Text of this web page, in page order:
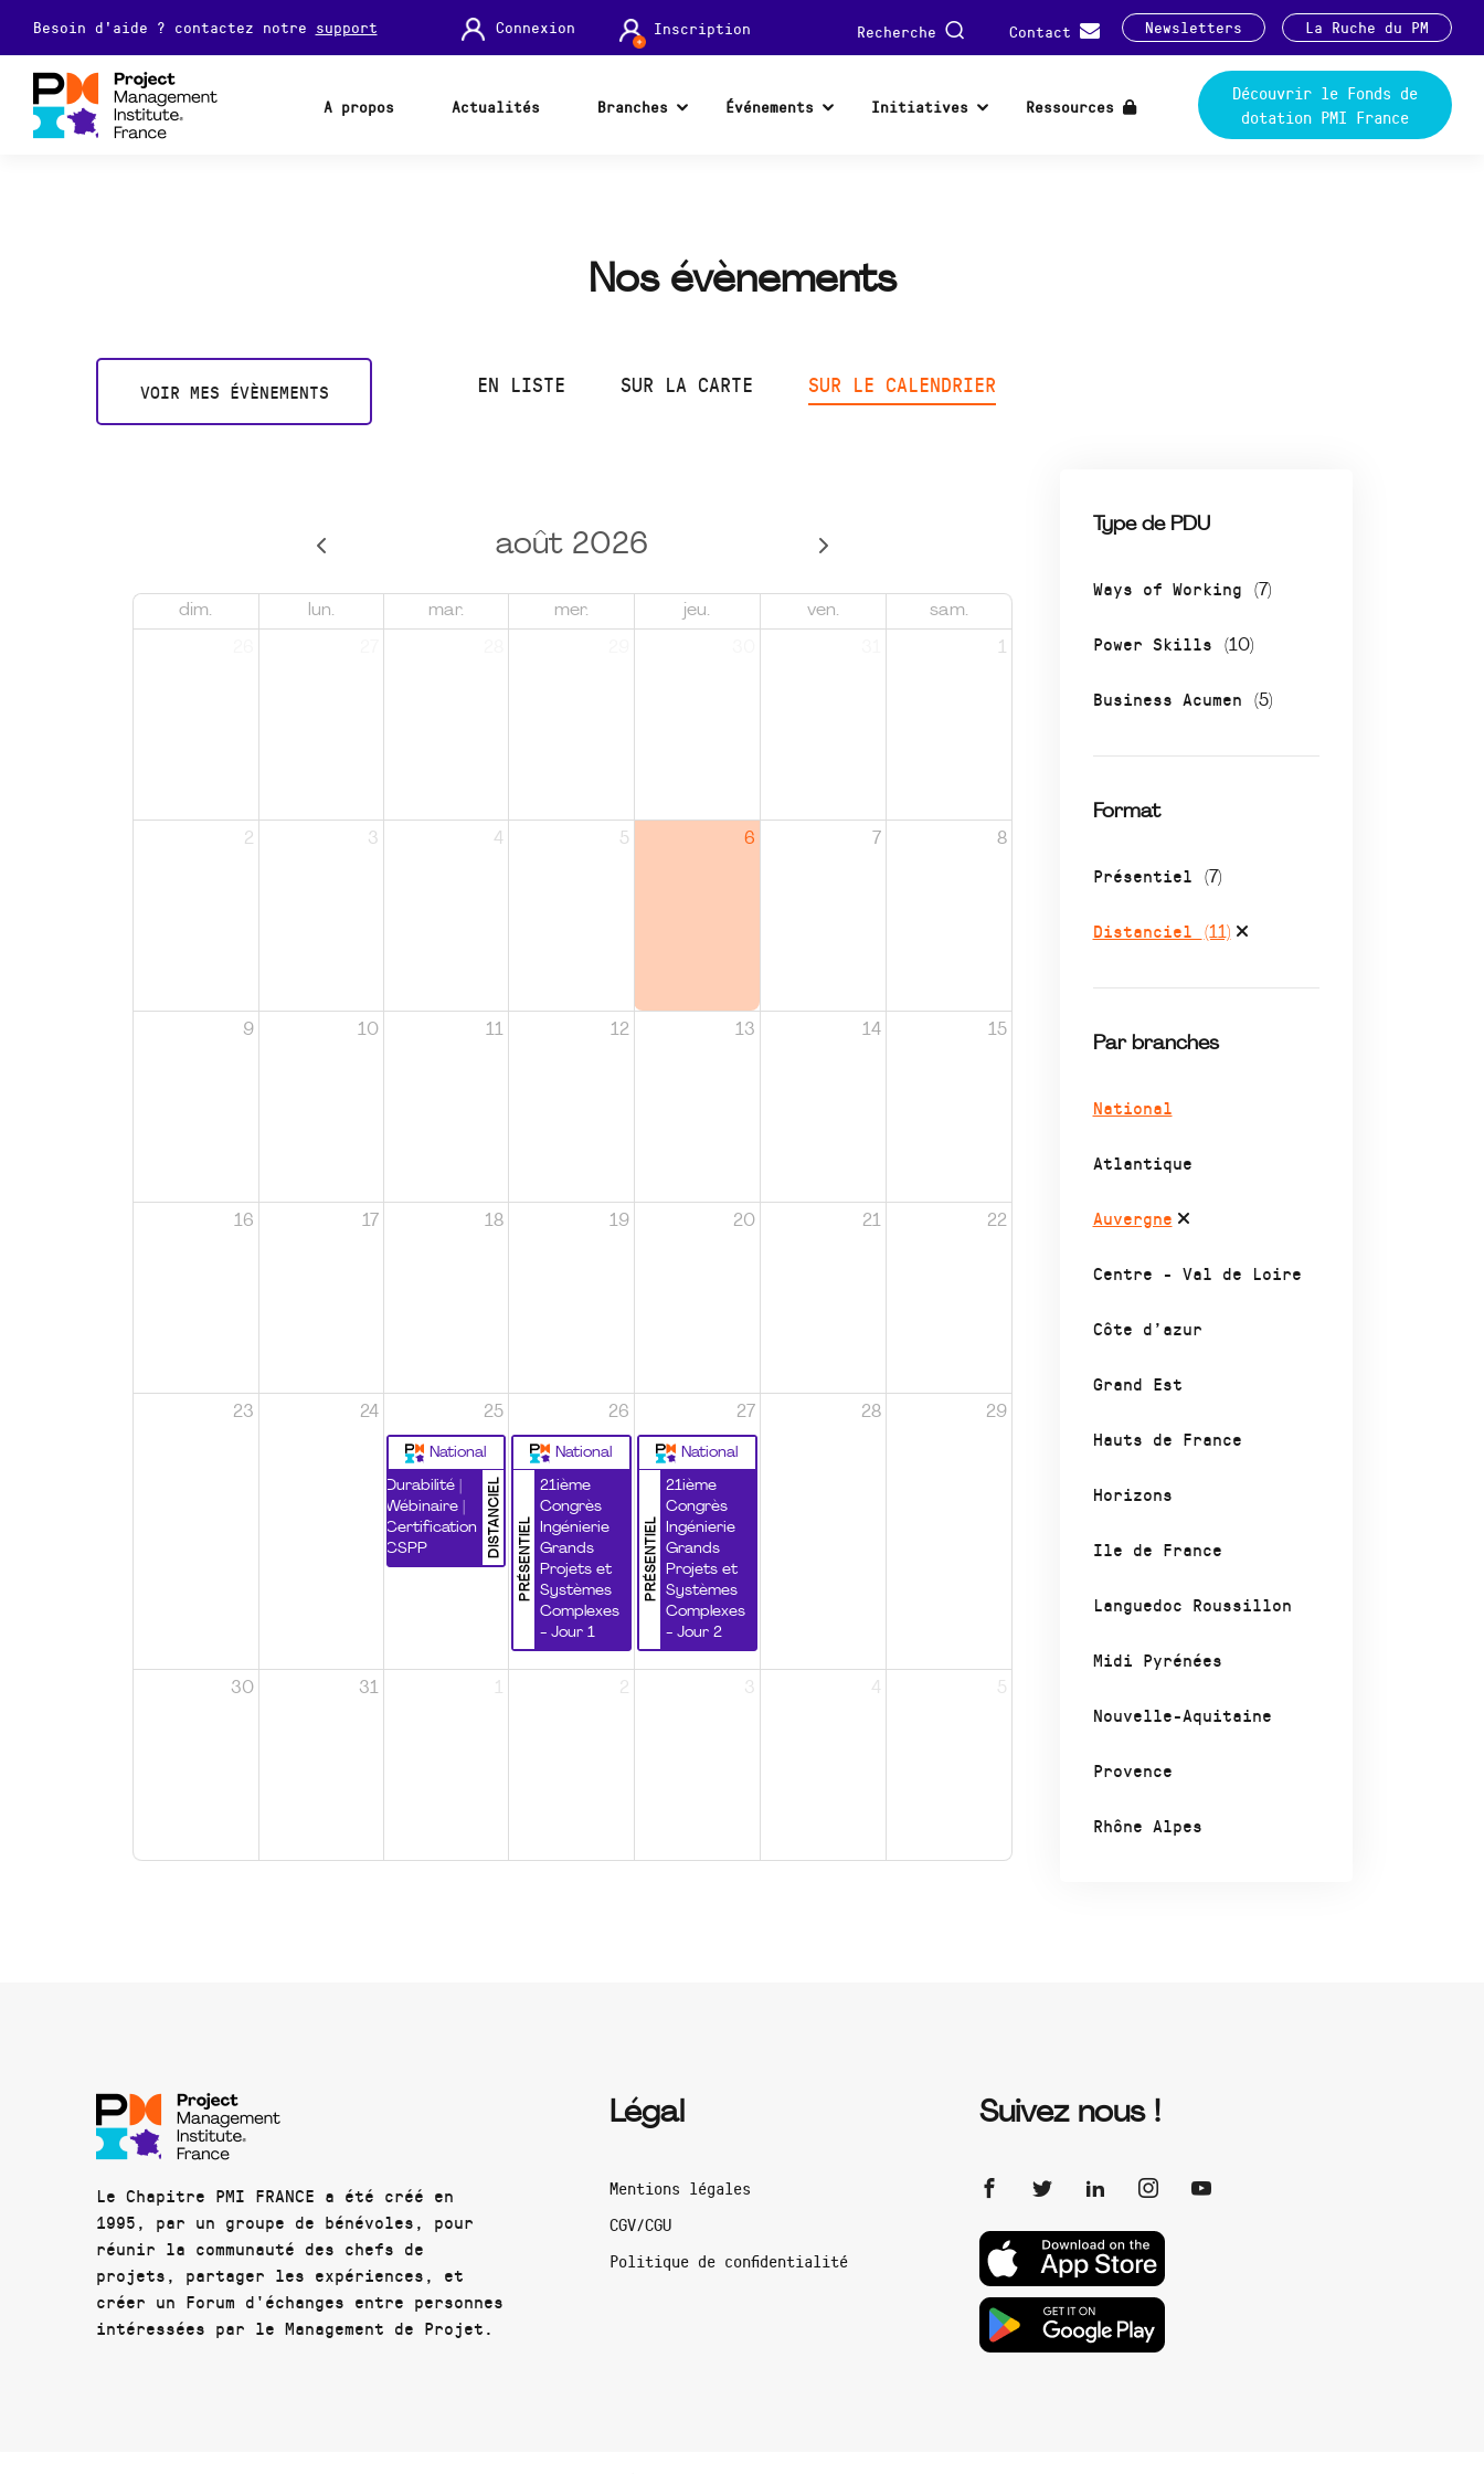
Besoin d'aide ? contactez notre support Connexion Inscription Recherche Contact Newsletters La Ruche du PM
A propos Actualités Branches Événements Initiatives Ressources
Découvrir le Fonds de
dotation PMI France
Nos évènements
VOIR MES ÉVÈNEMENTS EN LISTE SUR LA CARTE SUR LE CALENDRIER
Type de PDU
Ways of Working (7)
Power Skills (10)
Business Acumen (5)
Format
Présentiel (7)
Distanciel (11)
Par branches
National
Atlantique
Auvergne
Centre - Val de Loire
Côte d’azur
Grand Est
Hauts de France
Horizons
Ile de France
Languedoc Roussillon
Midi Pyrénées
Nouvelle-Aquitaine
Provence
Rhône Alpes
août 2026
dim. lun. mar. mer. jeu. ven. sam.
1
2 3 4 5 6 7 8
9 10 11 12 13 14 15
16 17 18 19 20 21 22
23 24 25
National
DISTANCIEL
Durabilité |
Wébinaire |
Certification
CSPP
26
National
PRÉSENTIEL
21ième
Congrès
Ingénierie
Grands
Projets et
Systèmes
Complexes
- Jour 1
27
National
PRÉSENTIEL
21ième
Congrès
Ingénierie
Grands
Projets et
Systèmes
Complexes
- Jour 2
28 29
30 31 1 2 3 4 5
Le Chapitre PMI FRANCE a été créé en
1995, par un groupe de bénévoles, pour
réunir la communauté des chefs de
projets, partager les expériences, et
créer un Forum d'échanges entre personnes
intéressées par le Management de Projet.
Légal
Mentions légales
CGV/CGU
Politique de confidentialité
Suivez nous !